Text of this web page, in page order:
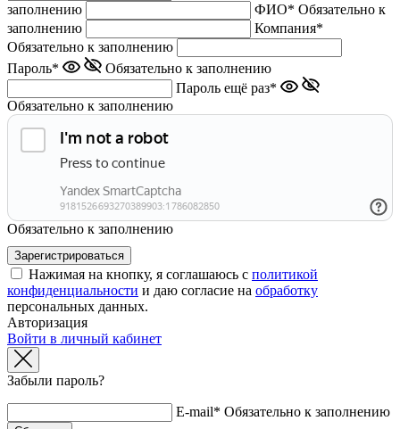
заполнению
ФИО* Обязательно к
заполнению
Компания*
Обязательно к заполнению
Пароль*
Обязательно к заполнению
Пароль ещё раз*
Обязательно к заполнению
Обязательно к заполнению
Нажимая на кнопку, я соглашаюсь с политикой
конфиденциальности и даю согласие на обработку
персональных данных.
Авторизация
Войти в личный кабинет
Забыли пароль?
E-mail* Обязательно к заполнению